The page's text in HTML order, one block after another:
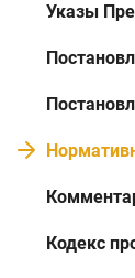
Указы
Кодекс